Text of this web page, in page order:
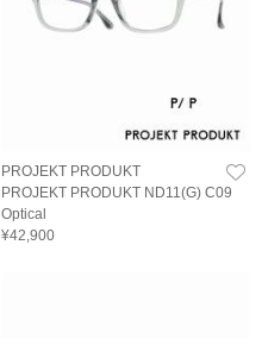
PROJEKT PRODUKT
PROJEKT PRODUKT ND11(G) C09
Optical
¥42,900